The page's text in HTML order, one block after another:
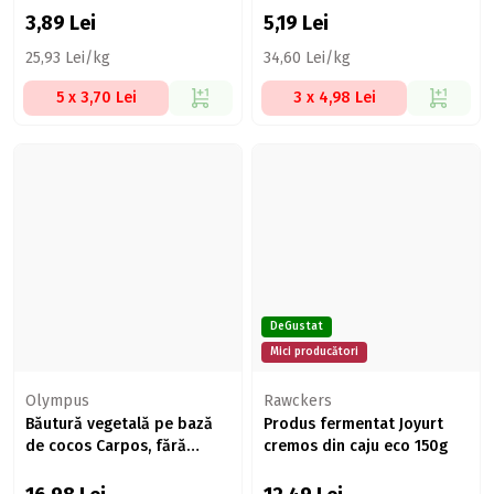
3,89 Lei
25,93 Lei/kg
5 x 3,70 Lei
5,19 Lei
34,60 Lei/kg
3 x 4,98 Lei
Olympus
Băutură vegetală pe bază
de cocos Carpos, fără
DeGustat
Mici producători
Rawckers
Produs fermentat Joyurt
cremos din caju eco 150g